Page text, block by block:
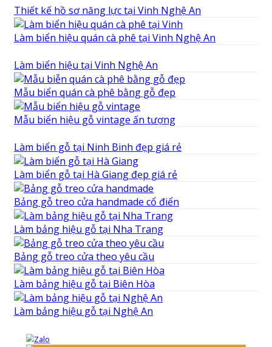
Thiết kế hồ sơ năng lực tại Vinh Nghệ An
Làm biển hiệu quán cà phê tại Vinh Nghệ An
Làm biển hiệu tại Vinh Nghệ An
Mẫu biển quán cà phê bằng gỗ đẹp
Mẫu biển hiệu gỗ vintage ấn tượng
Làm biển gỗ tại Ninh Binh đẹp giá rẻ
Làm biển gỗ tại Hà Giang đẹp giá rẻ
Bảng gỗ treo cửa handmade cổ điển
Làm bảng hiệu gỗ tại Nha Trang
Bảng gỗ treo cửa theo yêu cầu
Làm bảng hiệu gỗ tại Biên Hòa
Làm bảng hiệu gỗ tại Nghệ An